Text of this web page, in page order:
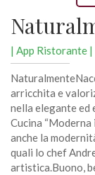
| App Ristorante |
arricchita e
nella elegante ed
Cucina
anche la
quali lo chef
artistica.Buono,